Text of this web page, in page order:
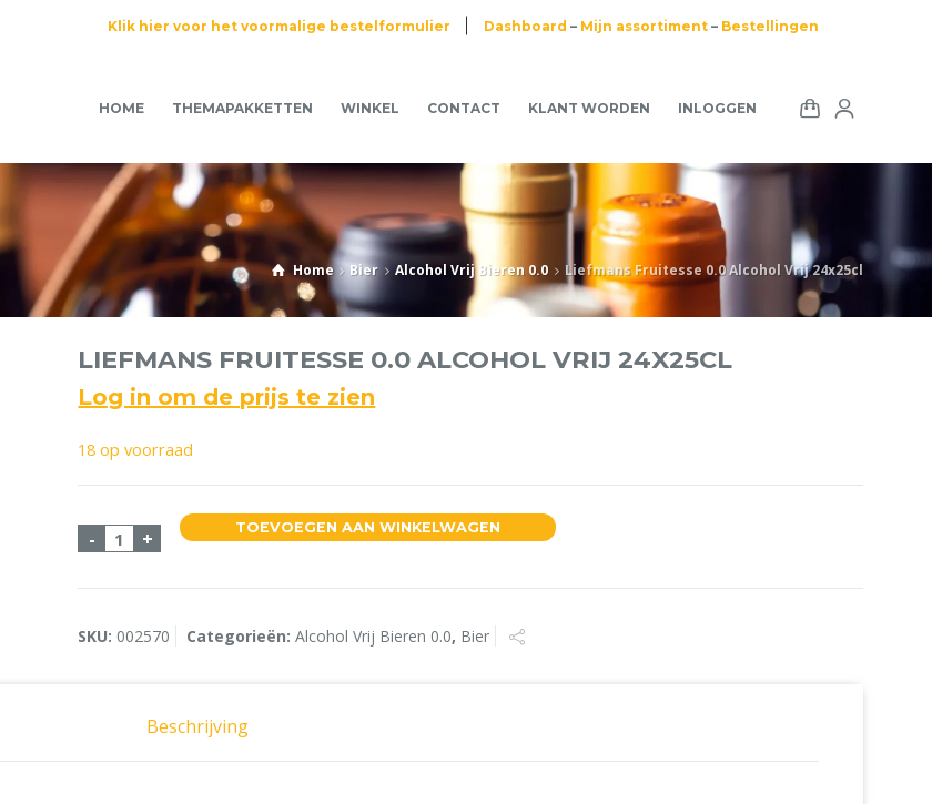
Klik hier voor het voormalige bestelformulier Dashboard – Mijn assortiment – Bestellingen
HOME THEMAPAKKETTEN WINKEL CONTACT KLANT WORDEN INLOGGEN
Home Bier Alcohol Vrij Bieren 0.0 Liefmans Fruitesse 0.0 Alcohol Vrij 24x25cl
LIEFMANS FRUITESSE 0.0 ALCOHOL VRIJ 24X25CL
Log in om de prijs te zien
18 op voorraad
- Liefmans Fruitesse 0.0 Alcohol Vrij 24x25cl aantal
+ TOEVOEGEN AAN WINKELWAGEN
SKU: 002570 Categorieën:Alcohol Vrij Bieren 0.0, Bier
Beschrijving